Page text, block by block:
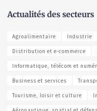
Actualités des secteurs
Agroalimentaire Industrie
Distribution et e-commerce
Informatique, télécom et
Business et services
Tourisme, loisir et culture